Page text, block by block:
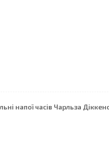
напої часів Чарльза